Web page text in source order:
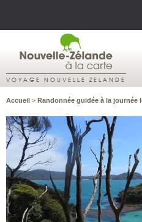
VOYAGE NOUVELLE ZELANDE
Accueil > Randonnée guidée à la journée